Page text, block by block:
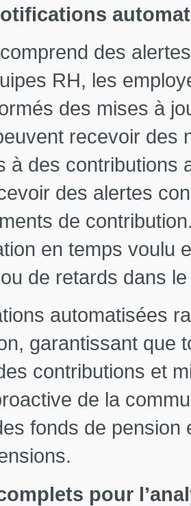
des
RH, les
des mises à
recevoir des
à des contributions
des alertes
de
en temps voulu
de retards dans
automatisées
garantissant
contributions et
de la
fonds de
pour